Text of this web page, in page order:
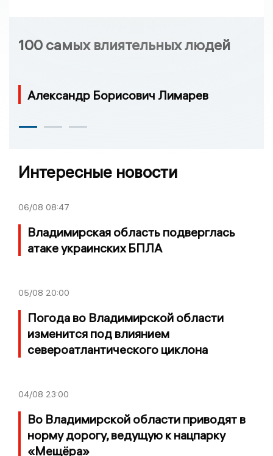
100 самых влиятельных людей
Александр Борисович Лимарев
Интересные новости
06/08 08:47
Владимирская область подверглась
атаке украинских БПЛА
05/08 20:00
Погода во Владимирской области
изменится под влиянием
североатлантического циклона
04/08 23:00
Во Владимирской области приводят в
норму дорогу, ведущую к нацпарку
«Мещёра»